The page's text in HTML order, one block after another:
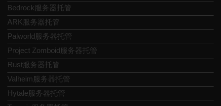
Bedrock服务器托管
ARK服务器托管
Palworld服务器托管
Project Zomboid服务器托管
Rust服务器托管
Valheim服务器托管
Hytale服务器托管